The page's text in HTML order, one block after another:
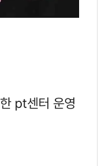
pt센터 운영